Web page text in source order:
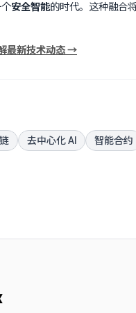
安全智能的时代。这种融合
最新技术动态 →
去中心化 AI 智能合约